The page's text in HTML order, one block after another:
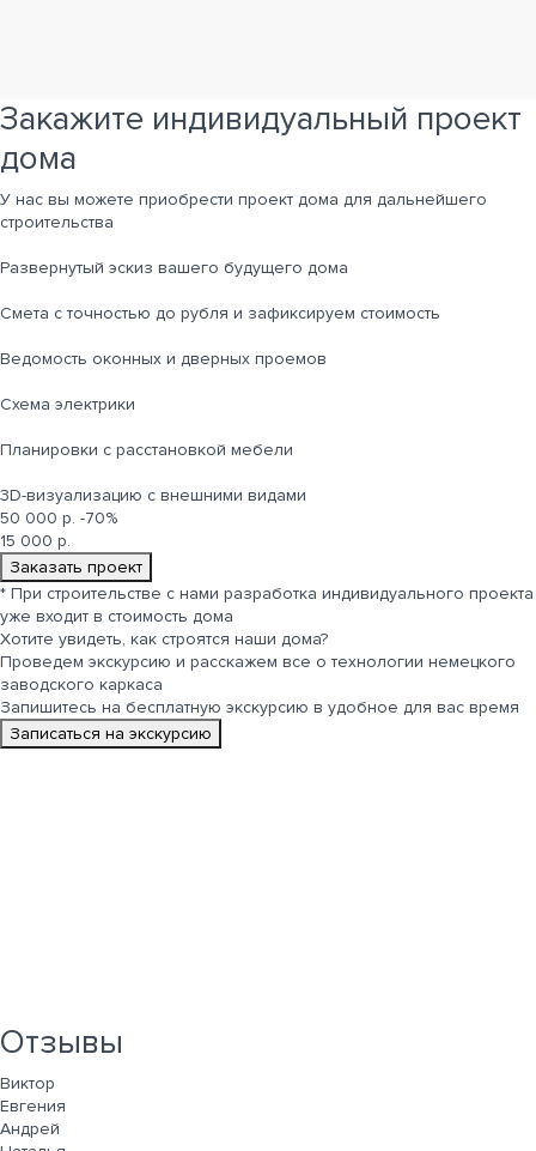
Закажите индивидуальный проект
дома
У нас вы можете приобрести проект дома для дальнейшего
строительства
Развернутый эскиз вашего будущего дома
Cмета с точностью до рубля и зафиксируем стоимость
Ведомость оконных и дверных проемов
Cхема электрики
Планировки с расстановкой мебели
3D-визуализацию с внешними видами
50 000 р. -70%
15 000 р.
Заказать проект
* При строительстве с нами разработка индивидуального проекта
уже входит в стоимость дома
Хотите увидеть, как строятся наши дома?
Проведем экскурсию и расскажем все о технологии немецкого
заводского каркаса
Запишитесь на бесплатную экскурсию в удобное для вас время
Записаться на экскурсию
Отзывы
Виктор
Евгения
Андрей